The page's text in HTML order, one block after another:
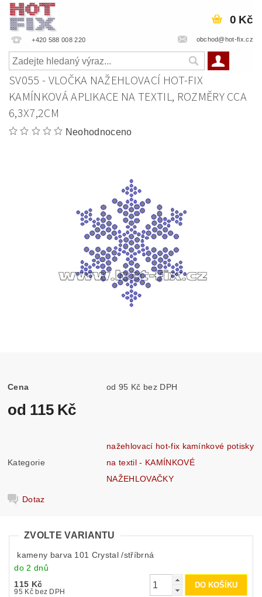
+420 588 008 220 obchod@hot-fix.cz
0 Kč
SV055 - VLOČKA NAŽEHLOVACÍ HOT-FIX
KAMÍNKOVÁ APLIKACE NA TEXTIL, ROZMĚRY CCA
6,3X7,2CM
Neohodnoceno
Cena od 95 Kč bez DPH
od 115 Kč
Kategorie
nažehlovací hot-fix kamínkové potisky
na textil - KAMÍNKOVÉ
NAŽEHLOVAČKY
Dotaz
ZVOLTE VARIANTU
kameny barva 101 Crystal /stříbrná
do 2 dnů
115 Kč
95 Kč bez DPH